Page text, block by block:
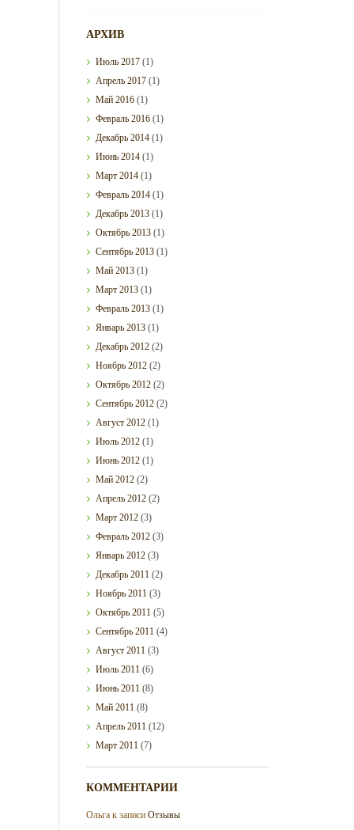
АРХИВ
Июль2017 (1)
Апрель2017 (1)
Май2016 (1)
Февраль2016 (1)
Декабрь2014 (1)
Июнь2014 (1)
Март2014 (1)
Февраль2014 (1)
Декабрь2013 (1)
Октябрь2013 (1)
Сентябрь2013 (1)
Май2013 (1)
Март2013 (1)
Февраль2013 (1)
Январь2013 (1)
Декабрь2012 (2)
Ноябрь2012 (2)
Октябрь2012 (2)
Сентябрь2012 (2)
Август2012 (1)
Июль2012 (1)
Июнь2012 (1)
Май2012 (2)
Апрель2012 (2)
Март2012 (3)
Февраль2012 (3)
Январь2012 (3)
Декабрь2011 (2)
Ноябрь2011 (3)
Октябрь2011 (5)
Сентябрь2011 (4)
Август2011 (3)
Июль2011 (6)
Июнь2011 (8)
Май2011 (8)
Апрель2011 (12)
Март2011 (7)
КОММЕНТАРИИ
Ольга к записиОтзывы